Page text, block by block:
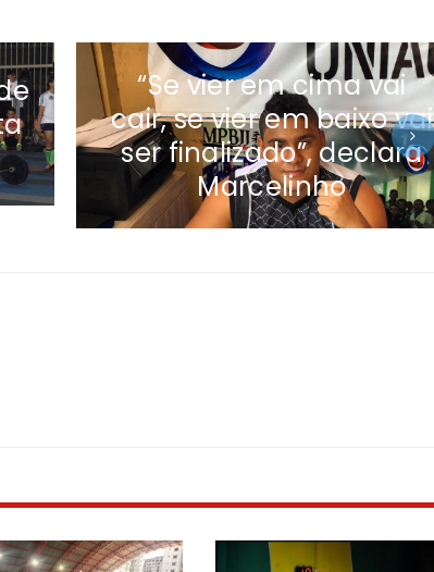
“Se vier em cima vai
cair, se vier em baixo vai
ser finalizado”, declara
Marcelinho